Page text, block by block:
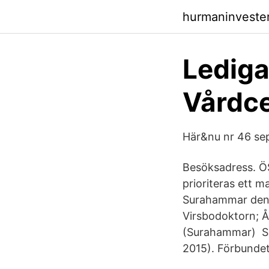
Här&nu nr 46
Besöksadress.
prioriteras ett
Surahammar
Virsbodoktorn;
(Surahammar)
2015).